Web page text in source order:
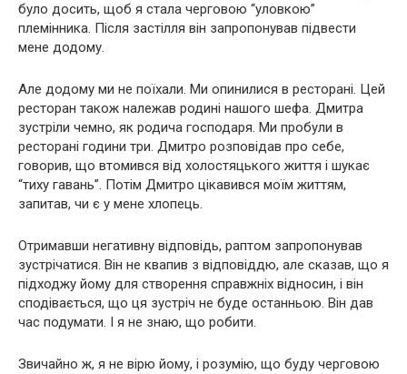
було досить, щоб я стала черговою “уловкою”
племінника. Після застілля він запропонував підвести
мене додому.
Але додому ми не поїхали. Ми опинилися в ресторані. Цей
ресторан також належав родині нашого шефа. Дмитра
зустріли чемно, як родича господаря. Ми пробули в
ресторані години три. Дмитро розповідав про себе,
говорив, що втомився від холостяцького життя і шукає
“тиху гавань”. Потім Дмитро цікавився моїм життям,
запитав, чи є у мене хлопець.
Отримавши негативну відповідь, раптом запропонував
зустрічатися. Він не квапив з відповіддю, але сказав, що я
підходжу йому для створення справжніх відносин, і він
сподівається, що ця зустріч не буде останньою. Він дав
час подумати. І я не знаю, що робити.
Звичайно ж, я не вірю йому, і розумію, що буду черговою